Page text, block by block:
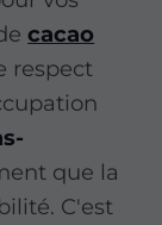
cacao
respect
que la
C'est